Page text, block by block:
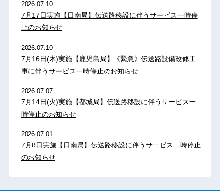
2026.07.10
7月17日実施【日南局】伝送路移設に伴うサービス一時停
止のお知らせ
2026.07.10
7月16日(木)実施【鹿児島局】《緊急》伝送路設備改修工
事に伴うサービス一時停止のお知らせ
2026.07.07
7月14日(火)実施【都城局】伝送路移設に伴うサービス一
時停止のお知らせ
2026.07.01
7月8日実施【日南局】伝送路移設に伴うサービス一時停止
のお知らせ